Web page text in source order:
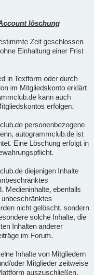
löschung
Zeit geschlossen
Einhaltung einer Frist
in Textform oder durch
im Mitgliedskonto erklärt
kann auch
erfolgen.
personenbezogene
autogrammclub.de ist
Eine Löschung erfolgt in
diejenigen Inhalte
Medieninhalte, ebenfalls
nicht gelöscht, sondern
solche Inhalte, die
Inhalten anderer
im Forum.
Inhalte von Mitgliedern
oder Mitglieder zeitweise
auszuschließen,